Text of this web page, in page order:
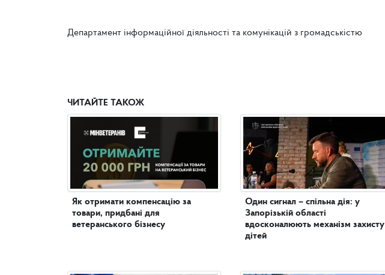
Департамент інформаційної діяльності та комунікацій з громадськістю
ЧИТАЙТЕ ТАКОЖ
Як отримати компенсацію за
товари, придбані для
ветеранського бізнесу
Один сигнал – спільна дія: у
Запорізькій області
вдосконалюють механізм захисту
дітей